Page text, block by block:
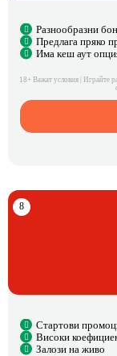
Разнообразни
Предлага пряко
Има кеш аут
18+ Важат условия | Играйте
Стартови
Високи
Залози на живо